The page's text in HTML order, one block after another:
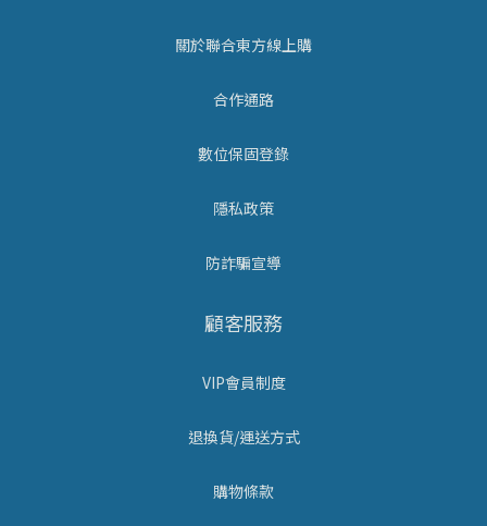
關於聯合東方線上購
合作通路
數位保固登錄
隱私政策
防詐騙宣導
顧客服務
VIP會員制度
退換貨/運送方式
購物條款